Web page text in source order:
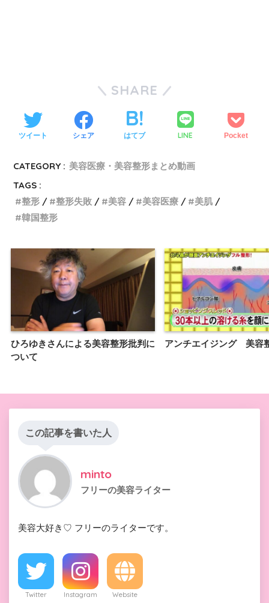
SHARE
ツイート シェア はてブ LINE Pocket
CATEGORY : 美容医療・美容整形まとめ動画
TAGS :
整形
整形失敗 美容 美容医療
美肌
韓国整形
ひろゆきさんによる美容整形批判に
ついて
アンチエイジング 美容
この記事を書いた人
minto
フリーの美容ライター
美容大好き♡ フリーのライターです。
Twitter Instagram Website